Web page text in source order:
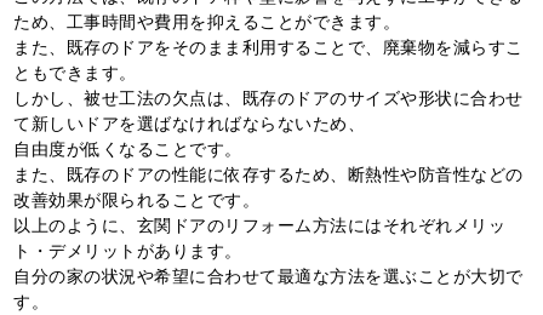
ため、工事時間や費用を抑えることができます。
また、既存のドアをそのまま利用することで、廃棄物を減らすこ
ともできます。
しかし、被せ工法の欠点は、既存のドアのサイズや形状に合わせ
て新しいドアを選ばなければならないため、
自由度が低くなることです。
また、既存のドアの性能に依存するため、断熱性や防音性などの
改善効果が限られることです。
以上のように、玄関ドアのリフォーム方法にはそれぞれメリッ
ト・デメリットがあります。
自分の家の状況や希望に合わせて最適な方法を選ぶことが大切で
す。